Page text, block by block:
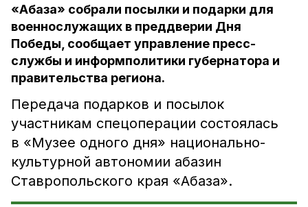
«Абаза» собрали посылки и подарки для
военнослужащих в преддверии Дня
Победы, сообщает управление пресс-
службы и информполитики губернатора и
правительства региона.
Передача подарков и посылок
участникам спецоперации состоялась
в «Музее одного дня» национально-
культурной автономии абазин
Ставропольского края «Абаза».